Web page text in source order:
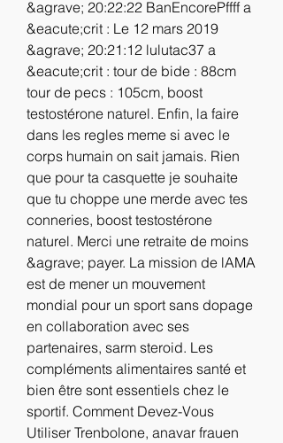
&agrave; 20:22:22 BanEncorePffff a
&eacute;crit : Le 12 mars 2019
&agrave; 20:21:12 lulutac37 a
&eacute;crit : tour de bide : 88cm
tour de pecs : 105cm, boost
testostérone naturel. Enfin, la faire
dans les regles meme si avec le
corps humain on sait jamais. Rien
que pour ta casquette je souhaite
que tu choppe une merde avec tes
conneries, boost testostérone
naturel. Merci une retraite de moins
&agrave; payer. La mission de lAMA
est de mener un mouvement
mondial pour un sport sans dopage
en collaboration avec ses
partenaires, sarm steroid. Les
compléments alimentaires santé et
bien être sont essentiels chez le
sportif. Comment Devez-Vous
Utiliser Trenbolone, anavar frauen